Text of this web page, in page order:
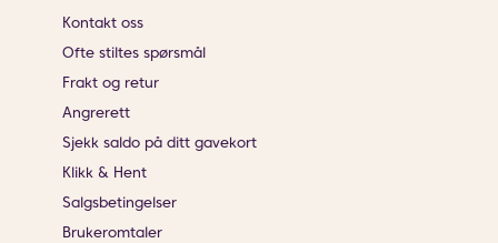
Kontakt oss
Ofte stiltes spørsmål
Frakt og retur
Angrerett
Sjekk saldo på ditt gavekort
Klikk & Hent
Salgsbetingelser
Brukeromtaler